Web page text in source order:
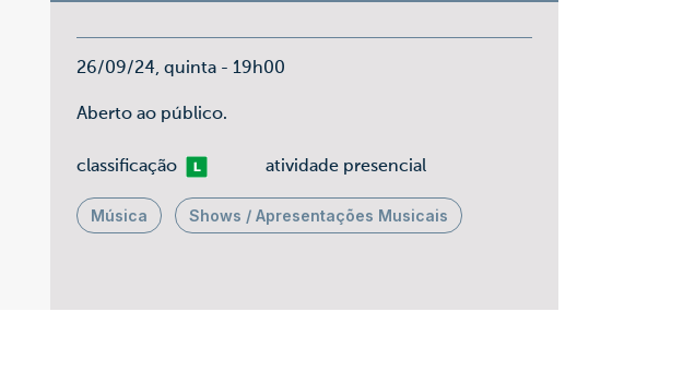
26/09/24, quinta - 19h00
Aberto ao público.
classificaçãoLivre atividade presencial
Música Shows / Apresentações Musicais